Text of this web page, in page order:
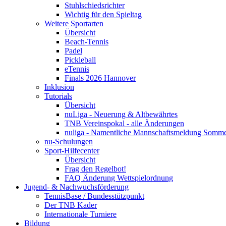
Stuhlschiedsrichter
Wichtig für den Spieltag
Weitere Sportarten
Übersicht
Beach-Tennis
Padel
Pickleball
eTennis
Finals 2026 Hannover
Inklusion
Tutorials
Übersicht
nuLiga - Neuerung & Altbewährtes
TNB Vereinspokal - alle Änderungen
nuliga - Namentliche Mannschaftsmeldung
nu-Schulungen
Sport-Hilfecenter
Übersicht
Frag den Regelbot!
FAQ Änderung Wettspielordnung
Jugend- & Nachwuchsförderung
TennisBase / Bundesstützpunkt
Der TNB Kader
Internationale Turniere
Bildung